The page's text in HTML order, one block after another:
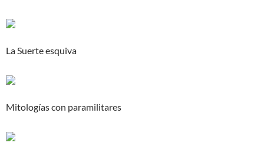
La Suerte esquiva
Mitologías con paramilitares